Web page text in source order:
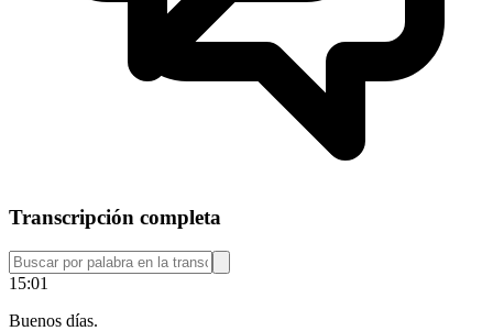
Transcripción completa
15:01
Buenos días.